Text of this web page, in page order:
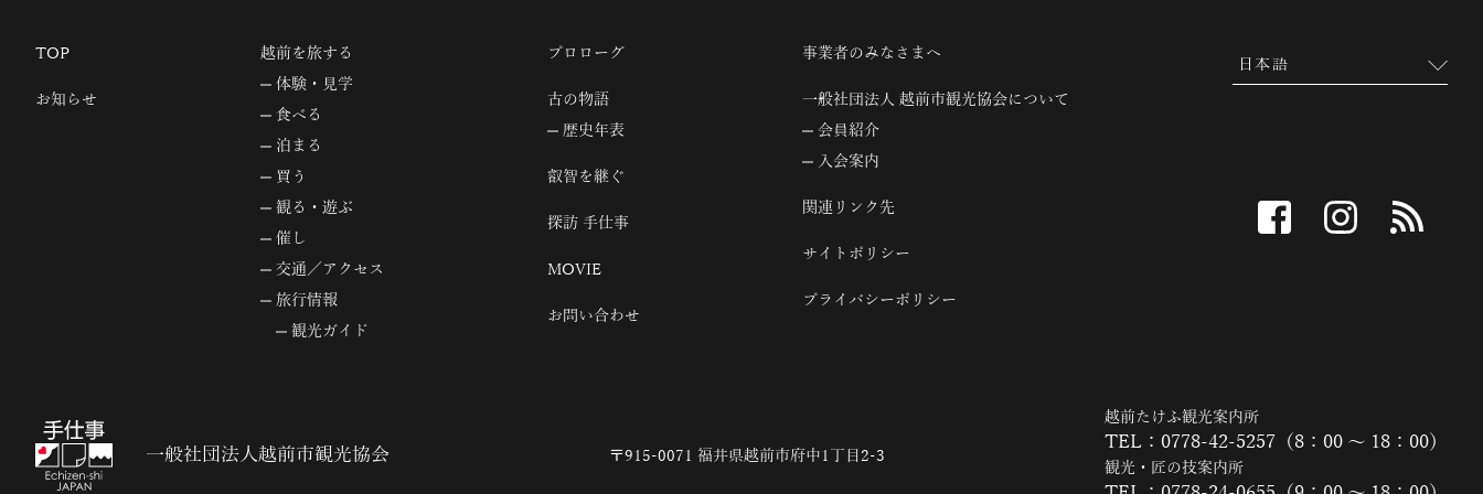
TOP
お知らせ
越前を旅する
体験・見学
食べる
泊まる
買う
観る・遊ぶ
催し
交通／アクセス
旅行情報
観光ガイド
プロローグ
古の物語
歴史年表
叡智を継ぐ
探訪 手仕事
MOVIE
お問い合わせ
事業者のみなさまへ
一般社団法人 越前市観光協会について
会員紹介
入会案内
関連リンク先
サイトポリシー
プライバシーポリシー
facebook instagram
一般社団法人越前市観光協会 〒915-0071 福井県越前市府中1丁目2-3
越前たけふ観光案内所
TEL：0778-42-5257（8：00 ～ 18：00）
観光・匠の技案内所